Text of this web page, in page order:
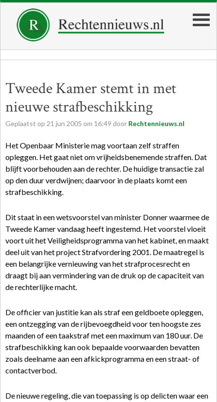
Tweede Kamer stemt in met
nieuwe strafbeschikking
Geplaatst op 21 jun 2005 om 16:49 door Rechtennieuws.nl
Het Openbaar Ministerie mag voortaan zelf straffen
opleggen. Het gaat niet om vrijheidsbenemende straffen. Dat
blijft voorbehouden aan de rechter. De huidige transactie zal
op den duur verdwijnen; daarvoor in de plaats komt een
strafbeschikking.
Dit staat in een wetsvoorstel van minister Donner waarmee de
Tweede Kamer vandaag heeft ingestemd. Het voorstel vloeit
voort uit het Veiligheidsprogramma van het kabinet, en maakt
deel uit van het project Strafvordering 2001. De maatregel is
een belangrijke vernieuwing van het strafprocesrecht en
draagt bij aan vermindering van de druk op de capaciteit van
de rechterlijke macht.
De officier van justitie kan als straf een geldboete opleggen,
een ontzegging van de rijbevoegdheid voor ten hoogste zes
maanden of een taakstraf met een maximum van 180 uur. De
strafbeschikking kan ook bepaalde voorwaarden bevatten
zoals deelname aan een afkickprogramma en een straat- of
contactverbod.
De nieuwe regeling, die van toepassing is op delicten waar een